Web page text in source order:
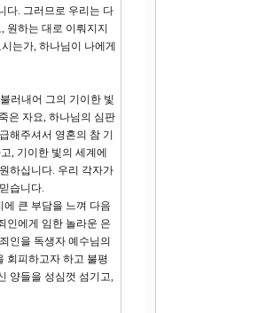
다. 그러므로 우리는 다
원하는 대로 이뤄지지
는가, 하나님이 나에게
러내어 그의 기이한 빛
은 자요, 하나님의 심판
해주셔서 영혼의 참 기
, 기이한 빛의 세계에
하십니다. 우리 각자가
습니다.
큰 부담을 느껴 다음
인에게 임한 놀라운 은
인을 독생자 예수님의
회피하고자 하고 불평
양들을 성심껏 섬기고,